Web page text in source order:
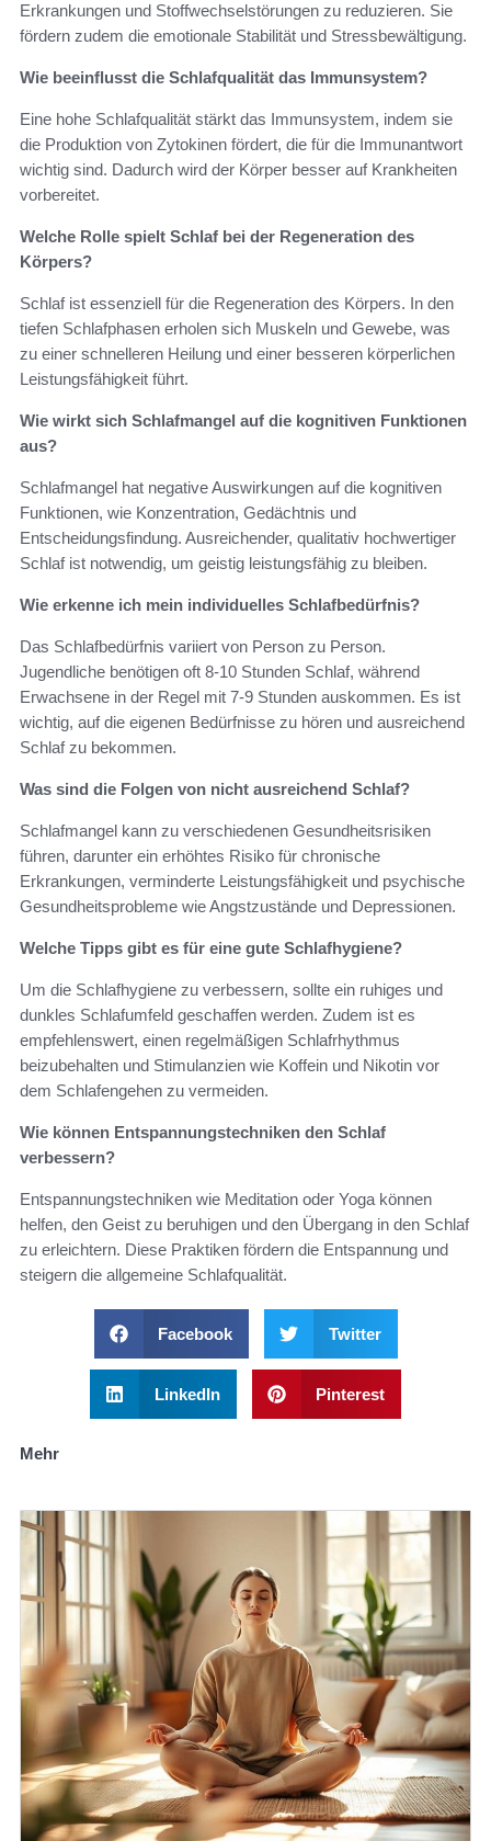
Erkrankungen und Stoffwechselstörungen zu reduzieren. Sie
fördern zudem die emotionale Stabilität und Stressbewältigung.
Wie beeinflusst die Schlafqualität das Immunsystem?
Eine hohe Schlafqualität stärkt das Immunsystem, indem sie
die Produktion von Zytokinen fördert, die für die Immunantwort
wichtig sind. Dadurch wird der Körper besser auf Krankheiten
vorbereitet.
Welche Rolle spielt Schlaf bei der Regeneration des
Körpers?
Schlaf ist essenziell für die Regeneration des Körpers. In den
tiefen Schlafphasen erholen sich Muskeln und Gewebe, was
zu einer schnelleren Heilung und einer besseren körperlichen
Leistungsfähigkeit führt.
Wie wirkt sich Schlafmangel auf die kognitiven Funktionen
aus?
Schlafmangel hat negative Auswirkungen auf die kognitiven
Funktionen, wie Konzentration, Gedächtnis und
Entscheidungsfindung. Ausreichender, qualitativ hochwertiger
Schlaf ist notwendig, um geistig leistungsfähig zu bleiben.
Wie erkenne ich mein individuelles Schlafbedürfnis?
Das Schlafbedürfnis variiert von Person zu Person.
Jugendliche benötigen oft 8-10 Stunden Schlaf, während
Erwachsene in der Regel mit 7-9 Stunden auskommen. Es ist
wichtig, auf die eigenen Bedürfnisse zu hören und ausreichend
Schlaf zu bekommen.
Was sind die Folgen von nicht ausreichend Schlaf?
Schlafmangel kann zu verschiedenen Gesundheitsrisiken
führen, darunter ein erhöhtes Risiko für chronische
Erkrankungen, verminderte Leistungsfähigkeit und psychische
Gesundheitsprobleme wie Angstzustände und Depressionen.
Welche Tipps gibt es für eine gute Schlafhygiene?
Um die Schlafhygiene zu verbessern, sollte ein ruhiges und
dunkles Schlafumfeld geschaffen werden. Zudem ist es
empfehlenswert, einen regelmäßigen Schlafrhythmus
beizubehalten und Stimulanzien wie Koffein und Nikotin vor
dem Schlafengehen zu vermeiden.
Wie können Entspannungstechniken den Schlaf
verbessern?
Entspannungstechniken wie Meditation oder Yoga können
helfen, den Geist zu beruhigen und den Übergang in den Schlaf
zu erleichtern. Diese Praktiken fördern die Entspannung und
steigern die allgemeine Schlafqualität.
Facebook Twitter
LinkedIn Pinterest
Mehr